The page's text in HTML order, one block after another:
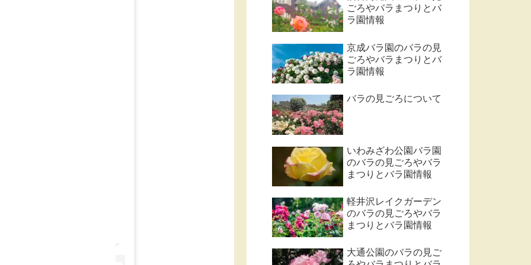
ごろやバラまつりとバ
ラ園情報
京成バラ園のバラの見
ごろやバラまつりとバ
ラ園情報
バラの見ごろについて
いわみざわ公園バラ園
のバラの見ごろやバラ
まつりとバラ園情報
軽井沢レイクガーデン
のバラの見ごろやバラ
まつりとバラ園情報
大通公園のバラの見ご